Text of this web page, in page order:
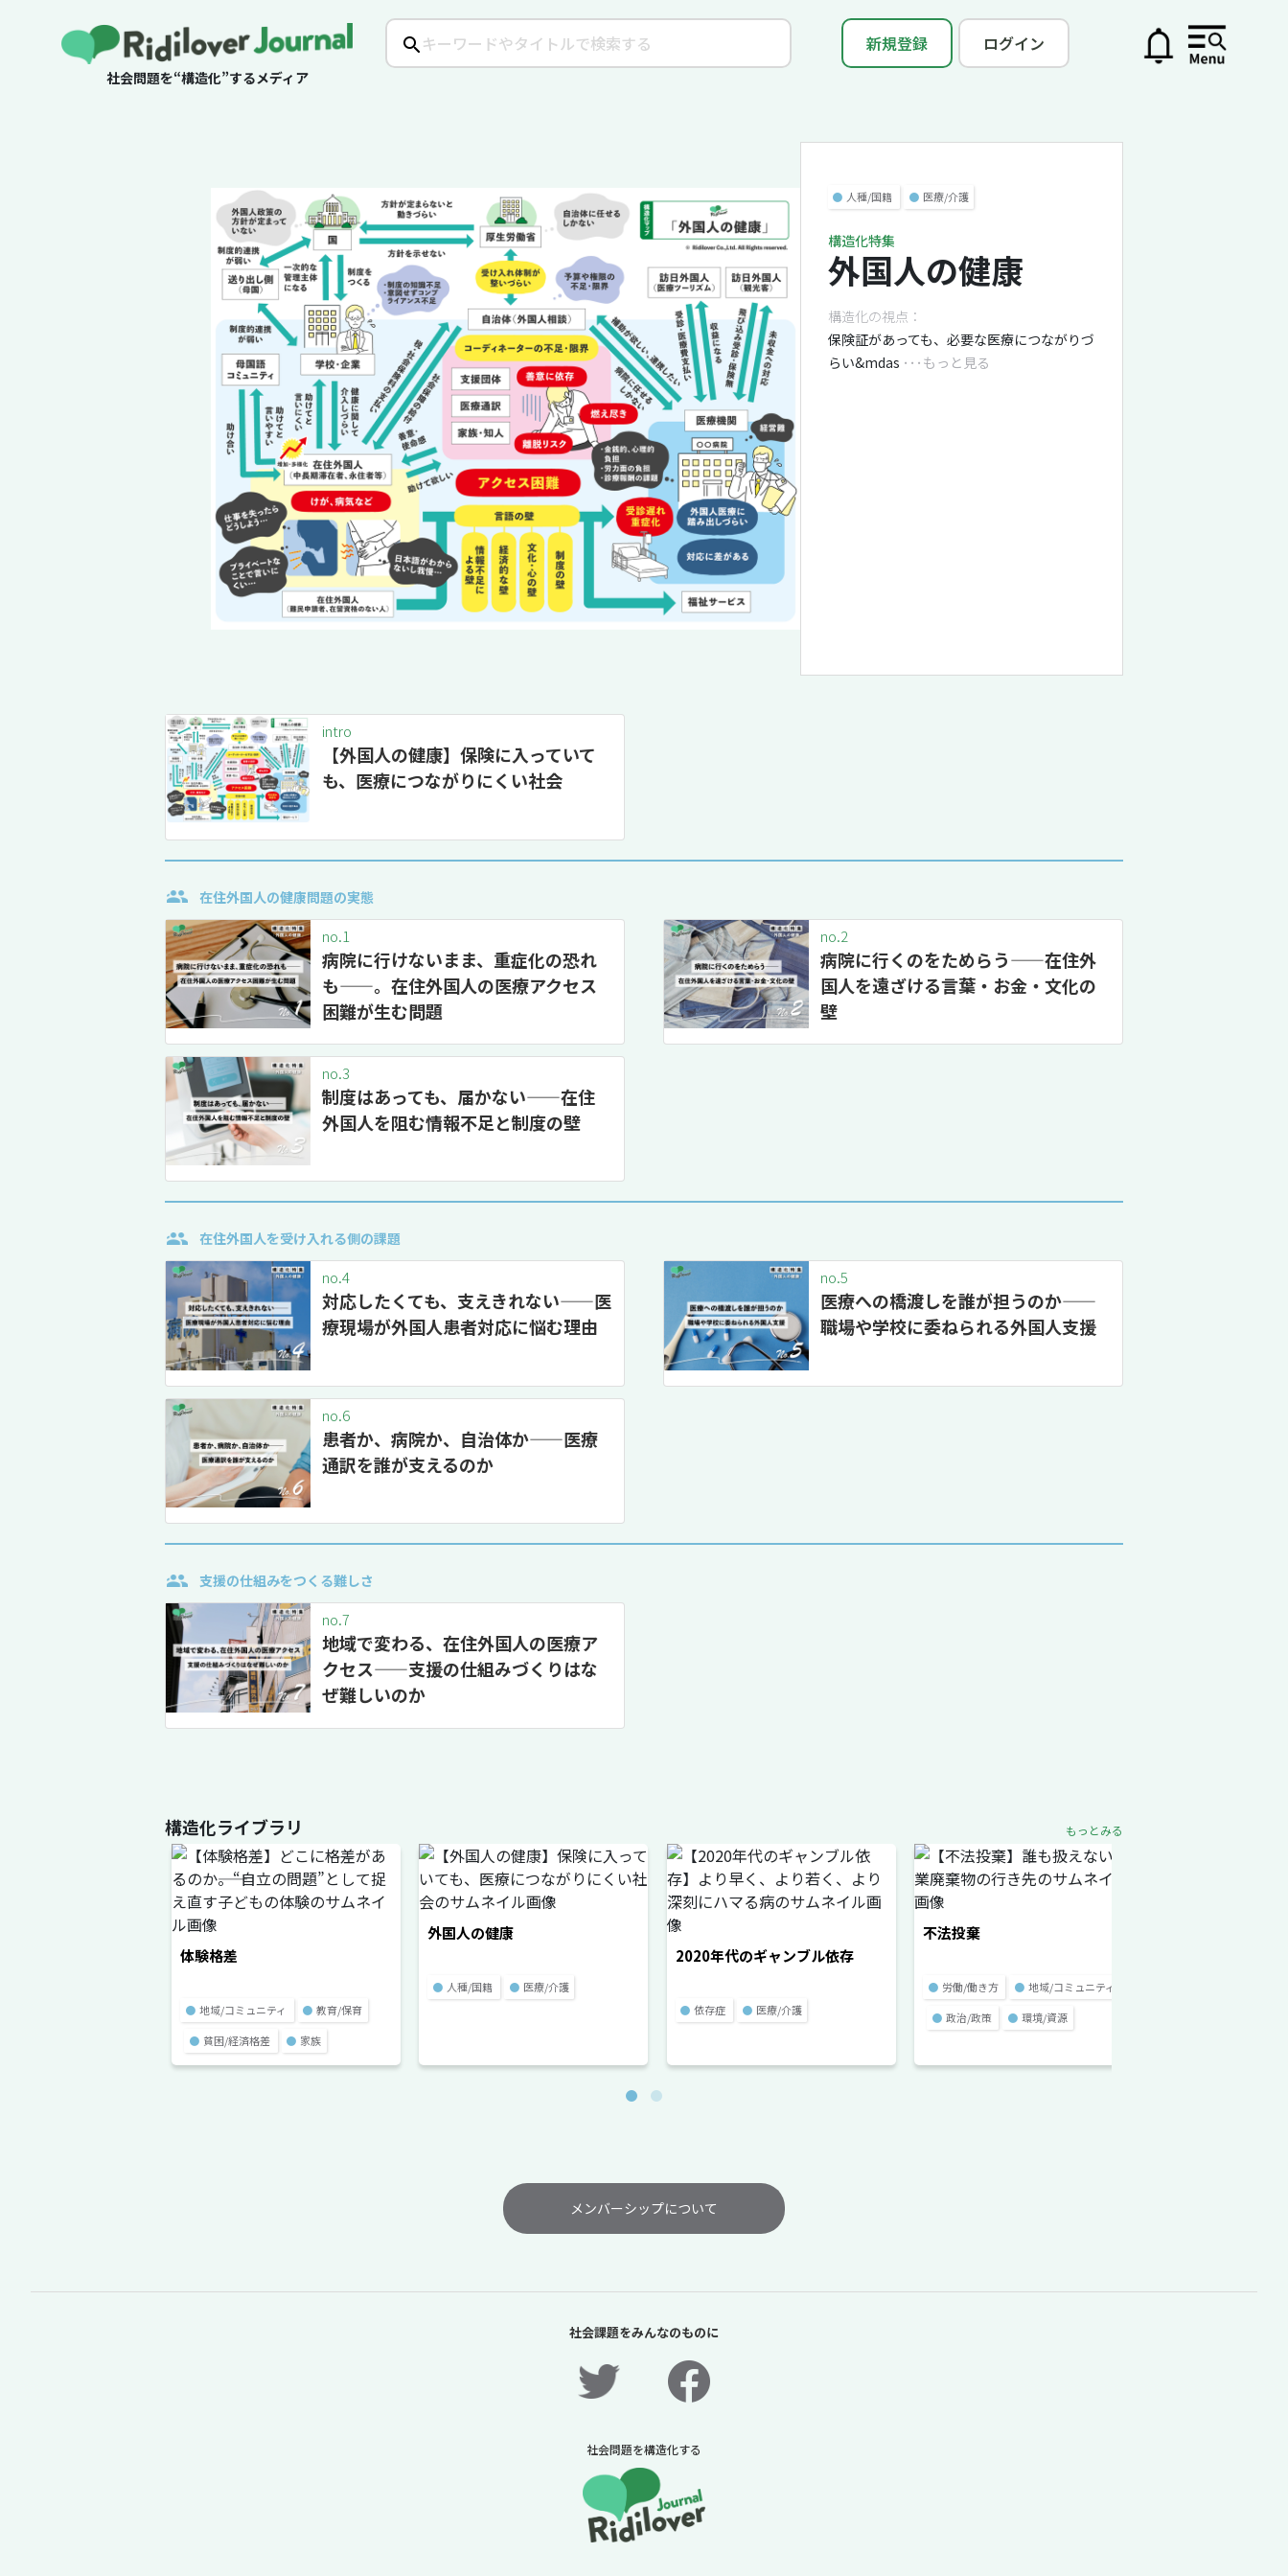
社会問題を“構造化”するメディア
新規登録 ログイン
● 人種/国籍 ● 医療/介護
構造化特集
外国人の健康
構造化の視点：
保険証があっても、必要な医療につながりづ
らい&mdas ･･･もっと見る
intro
【外国人の健康】保険に入っていて
も、医療につながりにくい社会
在住外国人の健康問題の実態
no.1
病院に行けないまま、重症化の恐れ
も——。在住外国人の医療アクセス
困難が生む問題
no.2
病院に行くのをためらう——在住外
国人を遠ざける言葉・お金・文化の
壁
no.3
制度はあっても、届かない——在住
外国人を阻む情報不足と制度の壁
在住外国人を受け入れる側の課題
no.4
対応したくても、支えきれない——医
療現場が外国人患者対応に悩む理由
no.5
医療への橋渡しを誰が担うのか——
職場や学校に委ねられる外国人支援
no.6
患者か、病院か、自治体か——医療
通訳を誰が支えるのか
支援の仕組みをつくる難しさ
no.7
地域で変わる、在住外国人の医療ア
クセス——支援の仕組みづくりはな
ぜ難しいのか
構造化ライブラリ もっとみる
体験格差
● 地域/コミュニティ ● 教育/保育
● 貧困/経済格差 ● 家族
外国人の健康
● 人種/国籍 ● 医療/介護
2020年代のギャンブル依存
● 依存症 ● 医療/介護
不法投棄
● 労働/働き方 ● 地域/コミュニティ
● 政治/政策 ● 環境/資源
メンバーシップについて
社会課題をみんなのものに
社会問題を構造化する